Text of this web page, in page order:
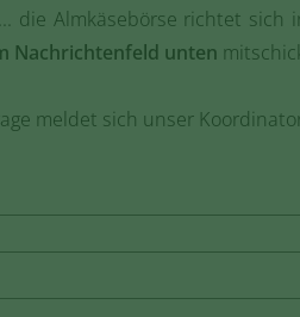
die Almkäsebörse richtet sich
Nachrichtenfeld unten
meldet sich unser